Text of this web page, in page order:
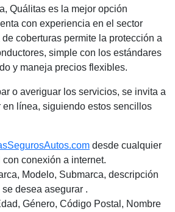
Quálitas es la mejor opción
con experiencia en el sector
coberturas permite la protección a
simple con los estándares
y maneja precios flexibles.
o averiguar los servicios, se invita a
en línea, siguiendo estos sencillos
desde cualquier
conexión a internet.
Modelo, Submarca, descripción
desea asegurar .
Género, Código Postal, Nombre